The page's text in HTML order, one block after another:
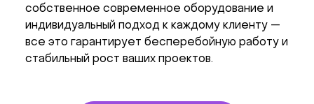
собственное современное оборудование и
индивидуальный подход к каждому клиенту —
все это гарантирует бесперебойную работу и
стабильный рост ваших проектов.